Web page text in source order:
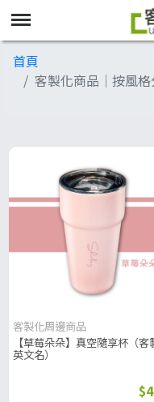
首頁
客製化商品│按風
客製化周邊商品
【草莓朵朵】真空隨享杯（客
英文名）